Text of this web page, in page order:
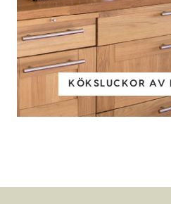
KÖKSLUCKOR AV